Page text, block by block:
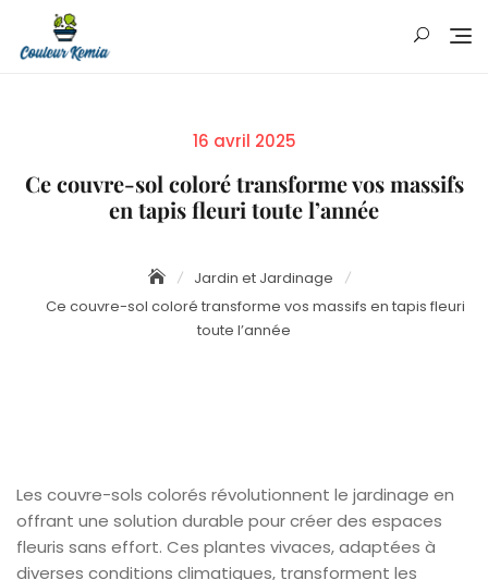
content
Posted
16 avril 2025
Ce couvre-sol coloré transforme vos massifs
en tapis fleuri toute l’année
Jardin et Jardinage
Ce couvre-sol coloré transforme vos massifs en tapis fleuri
toute l’année
Les couvre-sols colorés révolutionnent le jardinage en
offrant une solution durable pour créer des espaces
fleuris sans effort. Ces plantes vivaces, adaptées à
diverses conditions climatiques, transforment les